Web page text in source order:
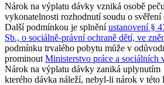
Nárok na výplatu dávky vzniká osobě
vykonatelnosti rozhodnutí soudu o svěření
Další podmínkou je splněníustanovení §
Sb., o sociálně-právní ochraně dětí, ve
podmínku trvalého pobytu může v
prominout Ministerstvo práce a sociálních
Nárok na výplatu dávky zaniká uplynutím
kterého dávka náleží, nebyl-li nárok v této